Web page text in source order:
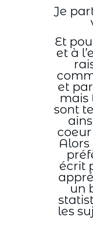
Je
Et
et à
et
mais
sont
écrit
un
les